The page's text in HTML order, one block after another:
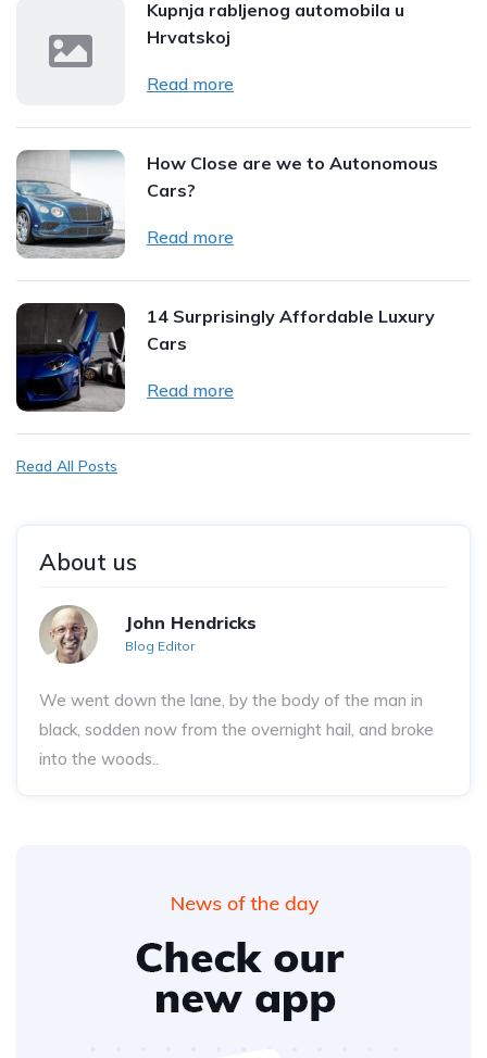
Kupnja rabljenog automobila u
Hrvatskoj
Read more
How Close are we to Autonomous
Cars?
Read more
14 Surprisingly Affordable Luxury
Cars
Read more
Read All Posts
About us
John Hendricks
Blog Editor
We went down the lane, by the body of the man in
black, sodden now from the overnight hail, and broke
into the woods..